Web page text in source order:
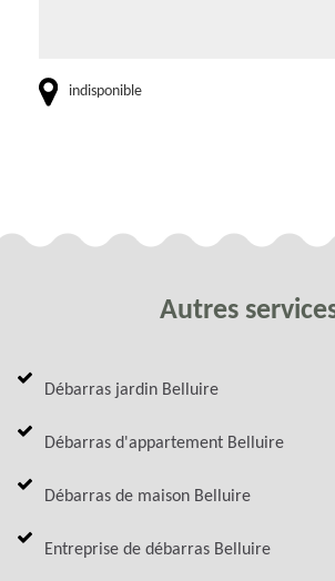
indisponible
Autres
Débarras jardin Belluire
Débarras d'appartement Belluire
Débarras de maison Belluire
Entreprise de débarras Belluire